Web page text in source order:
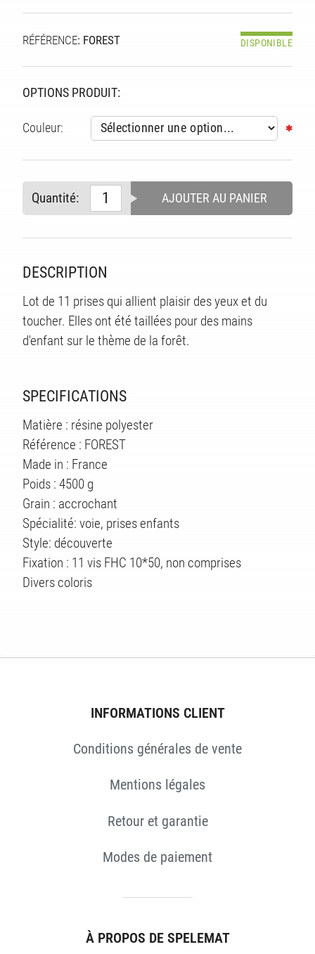
RÉFÉRENCE: FOREST DISPONIBLE
OPTIONS PRODUIT:
Couleur:
Quantité: AJOUTER AU PANIER
DESCRIPTION
Lot de 11 prises qui allient plaisir des yeux et du
toucher. Elles ont été taillées pour des mains
d'enfant sur le thème de la forêt.
SPECIFICATIONS
Matière : résine polyester
Référence : FOREST
Made in : France
Poids : 4500 g
Grain : accrochant
Spécialité: voie, prises enfants
Style: découverte
Fixation : 11 vis FHC 10*50, non comprises
Divers coloris
INFORMATIONS CLIENT
Conditions générales de vente
Mentions légales
Retour et garantie
Modes de paiement
À PROPOS DE SPELEMAT